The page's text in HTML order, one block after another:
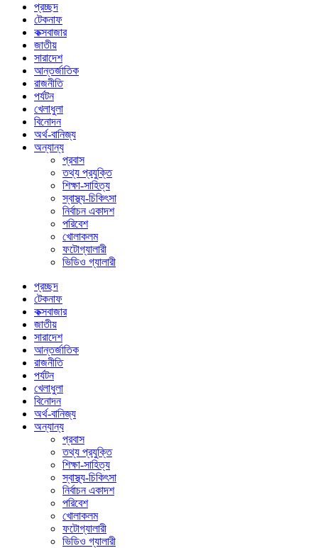
প্রচ্ছদ
টেকনাফ
কক্সবাজার
জাতীয়
সারাদেশ
আন্তর্জাতিক
রাজনীতি
পর্যটন
খেলাধুলা
বিনোদন
অর্থ-বানিজ্য
অন্যান্য
প্রবাস
তথ্য প্রযুক্তি
শিক্ষা-সাহিত্য
স্বাস্থ্য-চিকিৎসা
নির্বাচন একাদশ
পরিবেশ
খোলাকলম
ফটোগ্যালারী
ভিডিও গ্যালারী
প্রচ্ছদ
টেকনাফ
কক্সবাজার
জাতীয়
সারাদেশ
আন্তর্জাতিক
রাজনীতি
পর্যটন
খেলাধুলা
বিনোদন
অর্থ-বানিজ্য
অন্যান্য
প্রবাস
তথ্য প্রযুক্তি
শিক্ষা-সাহিত্য
স্বাস্থ্য-চিকিৎসা
নির্বাচন একাদশ
পরিবেশ
খোলাকলম
ফটোগ্যালারী
ভিডিও গ্যালারী